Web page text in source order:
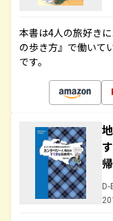
本書は4人の旅好き
の歩き方』で働いて
です。
D-